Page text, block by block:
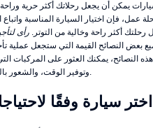
يمكن أن يجعل رحلاتك أكثر حرية
عمل، فإن اختيار السيارة المناسبة
أكثر راحة وخالية من التوتر. رأى
بعض النصائح القيمة التي ستجعل عملية
النصائح، يمكنك العثور على المركبات
وتوفير الوقت، والشعور بالراحة طوال رحلتك.
اختر سيارة وفقًا